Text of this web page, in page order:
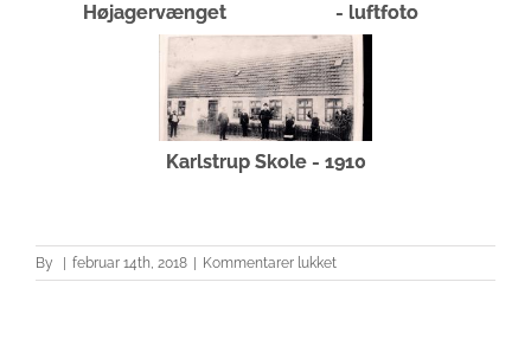
Højagervænget
- luftfoto
Karlstrup Skole - 1910
By februar 14th, 2018 Kommentarer lukkettil
Skolerne